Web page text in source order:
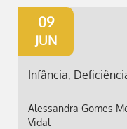
09
JUN
Infância,
Alessandra Gomes
Vidal